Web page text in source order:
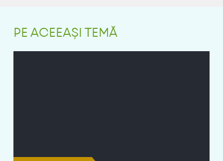
PE ACEEAȘI TEMĂ